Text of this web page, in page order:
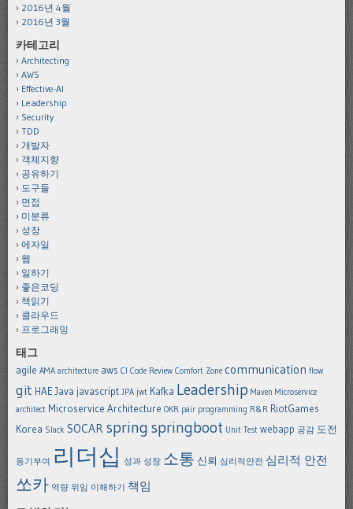
2016년 4월
2016년 3월
카테고리
Architecting
AWS
Effective-AI
Leadership
Security
TDD
개발자
객체지향
공유하기
도구들
면접
미분류
성장
에자일
웹
일하기
좋은코딩
책읽기
클라우드
프로그래밍
태그
agile AMA architecture aws CI Code Review Comfort Zone communication flow
git HAE Java javascript JPA jwt Kafka Leadership Maven Microservice
architect Microservice Architecture OKR pair programming R&R RiotGames
Korea Slack SOCAR spring springboot Unit Test webapp 공감 도전
동기부여 리더십 성과 성장 소통 신뢰 심리적안전 심리적 안전
쏘카 역량 위임 이해하기 책임